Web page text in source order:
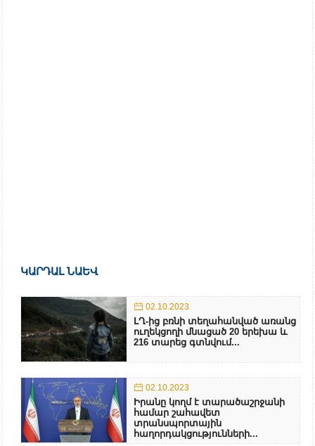
ԿԱՐԴԱԼ ՆԱԵՎ
02.10.2023
ԼՂ-ից բռնի տեղահանված առանց
ուղեկցողի մնացած 20 երեխա և
216 տարեց գտնվում...
02.10.2023
Իրանը կողմ է տարածաշրջանի
համար շահավետ
տրանսպորտային
հաղորդակցությունների...